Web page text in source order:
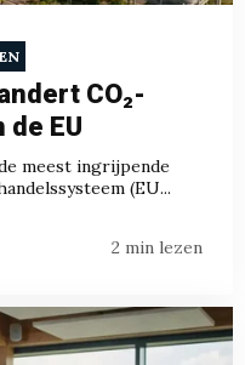
CO₂-
EU
meest ingrijpende
(EU...
2 min lezen